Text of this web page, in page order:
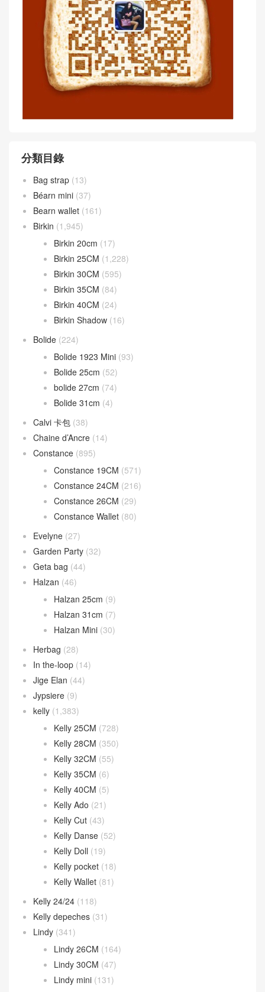
分類目錄
Bag strap (13)
Béarn mini (37)
Bearn wallet (161)
Birkin (1,945)
Birkin 20cm (17)
Birkin 25CM (1,228)
Birkin 30CM (595)
Birkin 35CM (84)
Birkin 40CM (24)
Birkin Shadow (16)
Bolide (224)
Bolide 1923 Mini (93)
Bolide 25cm (52)
bolide 27cm (74)
Bolide 31cm (4)
Calvi 卡包 (38)
Chaine d’Ancre (14)
Constance (895)
Constance 19CM (571)
Constance 24CM (216)
Constance 26CM (29)
Constance Wallet (80)
Evelyne (27)
Garden Party (32)
Geta bag (44)
Halzan (46)
Halzan 25cm (9)
Halzan 31cm (7)
Halzan Mini (30)
Herbag (28)
In the-loop (14)
Jige Elan (44)
Jypsiere (9)
kelly (1,383)
Kelly 25CM (728)
Kelly 28CM (350)
Kelly 32CM (55)
Kelly 35CM (6)
Kelly 40CM (5)
Kelly Ado (21)
Kelly Cut (43)
Kelly Danse (52)
Kelly Doll (19)
Kelly pocket (18)
Kelly Wallet (81)
Kelly 24/24 (118)
Kelly depeches (31)
Lindy (341)
Lindy 26CM (164)
Lindy 30CM (47)
Lindy mini (131)